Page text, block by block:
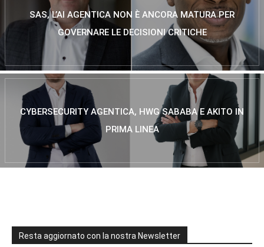
SAS, L’AI AGENTICA NON È ANCORA MATURA PER
GOVERNARE LE DECISIONI CRITICHE
CYBERSECURITY AGENTICA, HWG SABABA E AKITO IN
PRIMA LINEA
Resta aggiornato con la nostra Newsletter